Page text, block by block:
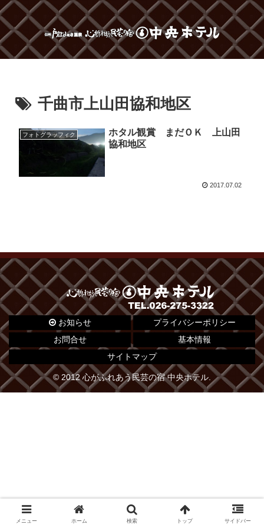
千曲市上山田協和地区
フォトグラッフィク
ホタル観賞 まだＯＫ 上山田
協和地区
2017.07.02
お知らせ
プライバシーポリシー
お問合せ
基本情報
サイトマップ
© 2012 心がふれあう民芸の宿 中央ホテル.
メニュー ホーム 検索 トップ サイドバー